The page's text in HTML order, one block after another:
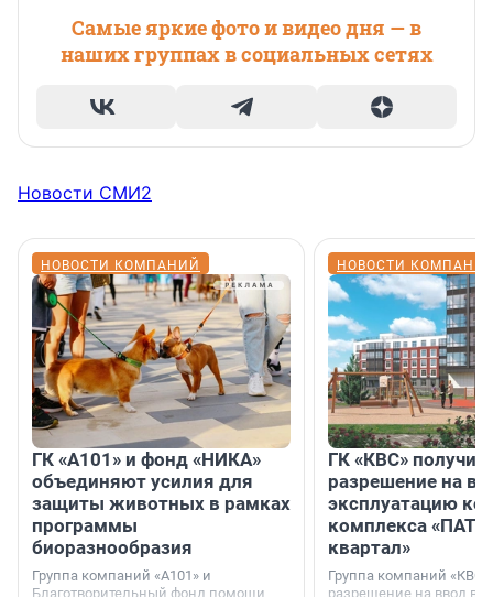
Самые яркие фото и видео дня — в
наших группах в социальных сетях
Новости СМИ2
НОВОСТИ КОМПАНИЙ
ГК «А101» и фонд «НИКА»
объединяют усилия для
защиты животных в рамках
программы
биоразнообразия
Группа компаний «А101» и
Благотворительный фонд помощи
НОВОСТИ
ГК «КВС»
разрешение на
эксплуатацию
комплекса
квартал»
Группа компаний
разрешение на ввод в